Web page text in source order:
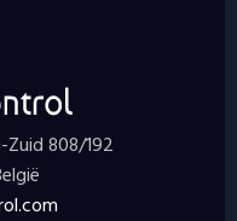
808/192